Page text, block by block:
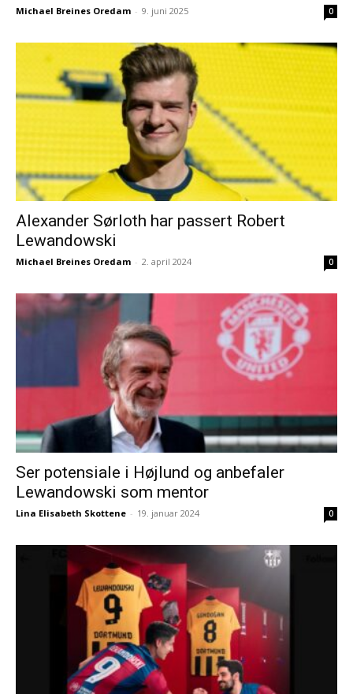
Michael Breines Oredam - 9. juni 2025 0
Alexander Sørloth har passert Robert
Lewandowski
Michael Breines Oredam - 2. april 2024 0
Ser potensiale i Højlund og anbefaler
Lewandowski som mentor
Lina Elisabeth Skottene - 19. januar 2024 0